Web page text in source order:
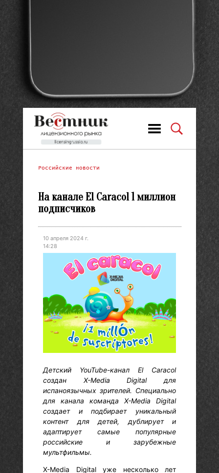
Российские новости
На канале El Caracol 1 миллион
подписчиков
10 апреля 2024 г.
14:28
Детский YouTube-канал El Caracol
создан X-Media Digital для
испаноязычных зрителей. Специально
для канала команда X-Media Digital
создает и подбирает уникальный
контент для детей, дублирует и
адаптирует самые популярные
российские и зарубежные
мультфильмы.
X-Media Digital уже несколько лет